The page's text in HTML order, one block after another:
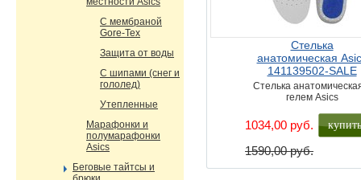
Стелька
анатомическая
141139502-SALE
Стелька
гелем Asics
1034,00 руб.
1590,00 руб.
купить
С мембраной
Gore-Tex
Защита от воды
С шипами (снег и
гололед)
Утепленные
Марафонки и
полумарафонки
Asics
Беговые тайтсы и